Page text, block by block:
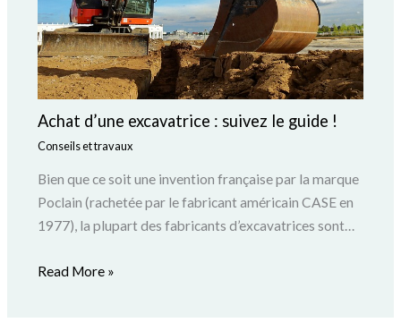
Achat d’une excavatrice : suivez le guide !
Conseils et travaux
Bien que ce soit une invention française par la marque
Poclain (rachetée par le fabricant américain CASE en
1977), la plupart des fabricants d’excavatrices sont…
Read More »